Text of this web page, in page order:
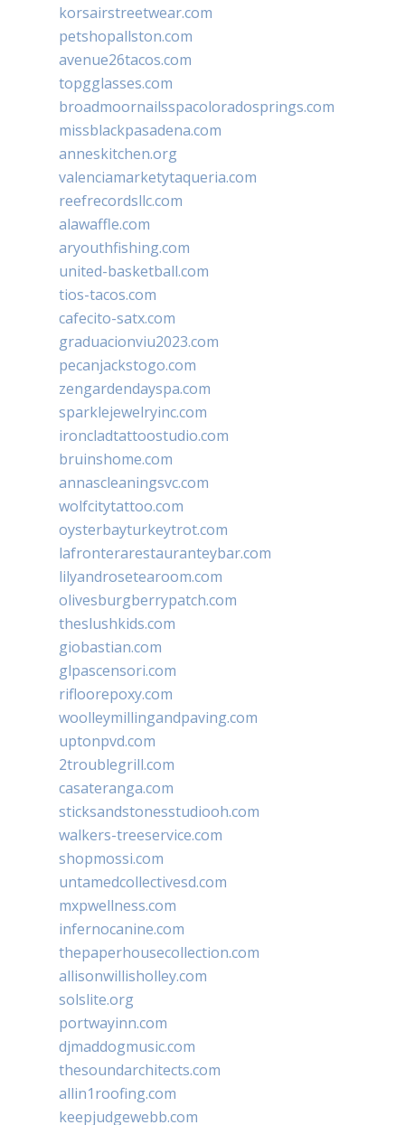
korsairstreetwear.com
petshopallston.com
avenue26tacos.com
topgglasses.com
broadmoornailsspacoloradosprings.com
missblackpasadena.com
anneskitchen.org
valenciamarketytaqueria.com
reefrecordsllc.com
alawaffle.com
aryouthfishing.com
united-basketball.com
tios-tacos.com
cafecito-satx.com
graduacionviu2023.com
pecanjackstogo.com
zengardendayspa.com
sparklejewelryinc.com
ironcladtattoostudio.com
bruinshome.com
annascleaningsvc.com
wolfcitytattoo.com
oysterbayturkeytrot.com
lafronterarestauranteybar.com
lilyandrosetearoom.com
olivesburgberrypatch.com
theslushkids.com
giobastian.com
glpascensori.com
rifloorepoxy.com
woolleymillingandpaving.com
uptonpvd.com
2troublegrill.com
casateranga.com
sticksandstonesstudiooh.com
walkers-treeservice.com
shopmossi.com
untamedcollectivesd.com
mxpwellness.com
infernocanine.com
thepaperhousecollection.com
allisonwillisholley.com
solslite.org
portwayinn.com
djmaddogmusic.com
thesoundarchitects.com
allin1roofing.com
keepjudgewebb.com